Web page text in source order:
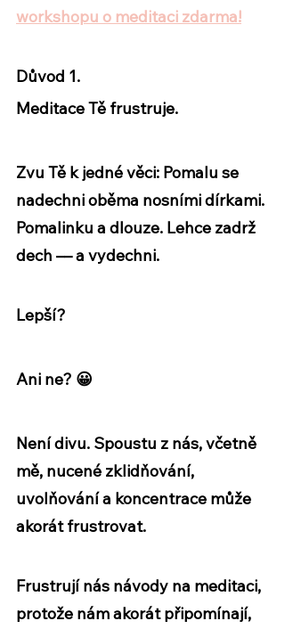
workshopu o meditaci zdarma!
Důvod 1.
Meditace Tě frustruje.
Zvu Tě k jedné věci: Pomalu se
nadechni oběma nosními dírkami.
Pomalinku a dlouze. Lehce zadrž
dech –– a vydechni.
Lepší?
Ani ne? 😀
Není divu. Spoustu z nás, včetně
mě, nucené zklidňování,
uvolňování a koncentrace může
akorát frustrovat.
Frustrují nás návody na meditaci,
protože nám akorát připomínají,